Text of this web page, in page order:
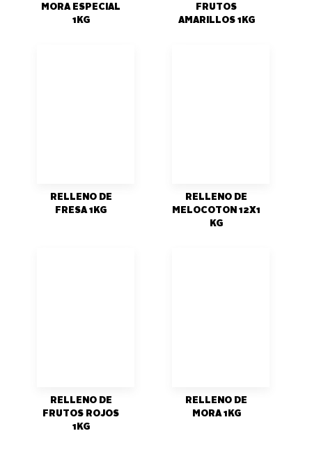
MORA ESPECIAL
1KG
FRUTOS
AMARILLOS 1KG
RELLENO DE
FRESA 1KG
RELLENO DE
MELOCOTON 12X1
KG
RELLENO DE
FRUTOS ROJOS
1KG
RELLENO DE
MORA 1KG